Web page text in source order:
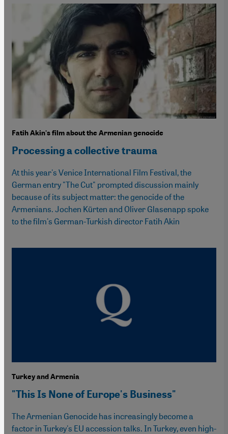
Fatih Akin's film about the Armenian genocide
Processing a collective trauma
At this year's Venice International Film Festival, the
German entry "The Cut" prompted discussion mainly
because of its subject matter: the genocide of the
Armenians. Jochen Kürten and Oliver Glasenapp spoke
to the film's German-Turkish director Fatih Akin
Turkey and Armenia
"This Is None of Europe's Business"
The Armenian Genocide has increasingly become a
factor in Turkey's EU accession talks. In Turkey, even high-